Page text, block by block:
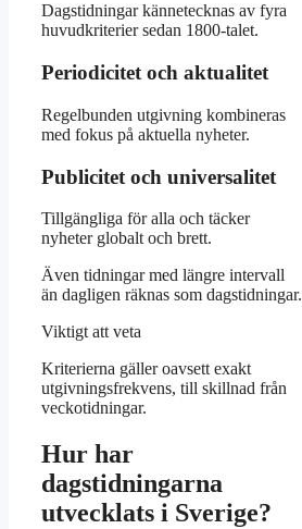
Dagstidningar kännetecknas av fyra
huvudkriterier sedan 1800-talet.
Periodicitet och aktualitet
Regelbunden utgivning kombineras
med fokus på aktuella nyheter.
Publicitet och universalitet
Tillgängliga för alla och täcker
nyheter globalt och brett.
Även tidningar med längre intervall
än dagligen räknas som dagstidningar.
Viktigt att veta
Kriterierna gäller oavsett exakt
utgivningsfrekvens, till skillnad från
veckotidningar.
Hur har
dagstidningarna
utvecklats i Sverige?